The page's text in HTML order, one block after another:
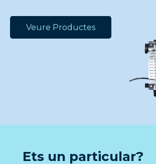
Veure Productes
Ets un particular?